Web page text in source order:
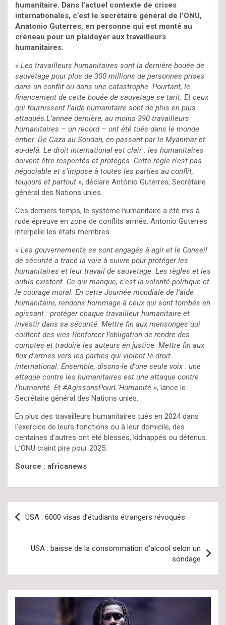
humanitaire. Dans l’actuel contexte de crises
internationales, c’est le secrétaire général de l’ONU,
Anatonio Guterres, en personne qui est monté au
créneau pour un plaidoyer aux travailleurs
humanitaires.
« Les travailleurs humanitaires sont la dernière bouée de
sauvetage pour plus de 300 millions de personnes prises
dans un conflit ou dans une catastrophe. Pourtant, le
financement de cette bouée de sauvetage se tarit. Et ceux
qui fournissent l’aide humanitaire sont de plus en plus
attaqués.L’année dernière, au moins 390 travailleurs
humanitaires – un record – ont été tués dans le monde
entier. De Gaza au Soudan, en passant par le Myanmar et
au-delà. Le droit international est clair : les humanitaires
doivent être respectés et protégés. Cette règle n’est pas
négociable et s’impose à toutes les parties au conflit,
toujours et partout », déclare António Guterres, Secrétaire
général des Nations unies.
Ces derniers temps, le système humanitaire a été mis à
rude épreuve en zone de conflits armés. Antonio Guterres
interpelle les états membres.
« Les gouvernements se sont engagés à agir et le Conseil
de sécurité a tracé la voie à suivre pour protéger les
humanitaires et leur travail de sauvetage. Les règles et les
outils existent. Ce qui manque, c’est la volonté politique et
le courage moral. En cette Journée mondiale de l’aide
humanitaire, rendons hommage à ceux qui sont tombés en
agissant : protéger chaque travailleur humanitaire et
investir dans sa sécurité. Mettre fin aux mensonges qui
coûtent des vies.Renforcer l’obligation de rendre des
comptes et traduire les auteurs en justice. Mettre fin aux
flux d’armes vers les parties qui violent le droit
international. Ensemble, disons-le d’une seule voix : une
attaque contre les humanitaires est une attaque contre
l’humanité. Et #AgissonsPourL’Humanité », lance le
Secrétaire général des Nations unies.
En plus des travailleurs humanitaires tués en 2024 dans
l’exercice de leurs fonctions ou à leur domicile, des
centaines d’autres ont été blessés, kidnappés ou détenus.
L’ONU craint pire pour 2025.
Source : africanews
Navigation
de
l’article
USA : 6000 visas d’étudiants étrangers révoqués
USA : baisse de la consommation d’alcool selon un
sondage